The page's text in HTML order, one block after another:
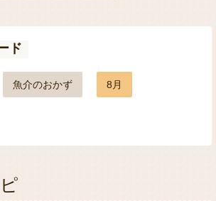
ド
魚介のおかず 8月